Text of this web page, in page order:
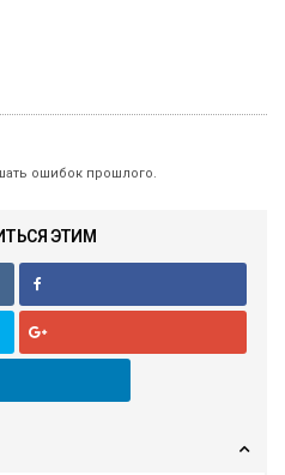
ошибок прошлого.
ЭТИМ